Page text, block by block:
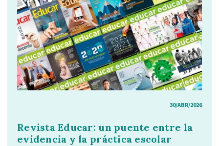
30/ABR/2026
Revista Educar: un puente entre la
evidencia y la práctica escolar